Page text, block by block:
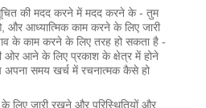
की मदद करने में मदद करने के - तुम
आध्यात्मिक काम करने के लिए जारी
के काम करने के लिए तरह हो सकता है -
ओर आने के लिए प्रकाश के क्षेत्र में होने
अपना समय खर्च में रचनात्मक कैसे हो
लिए जारी रखने और परिस्थितियों और